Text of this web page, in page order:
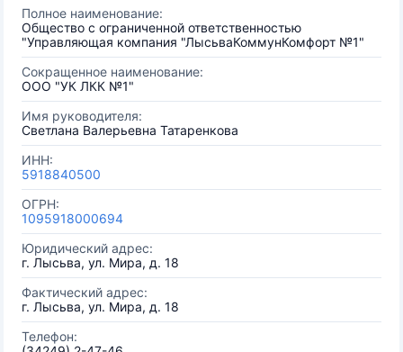
Полное наименование:
Общество с ограниченной ответственностью
"Управляющая компания "ЛысьваКоммунКомфорт №1"
Сокращенное наименование:
ООО "УК ЛКК №1"
Имя руководителя:
Светлана Валерьевна Татаренкова
ИНН:
5918840500
ОГРН:
1095918000694
Юридический адрес:
г. Лысьва, ул. Мира, д. 18
Фактический адрес:
г. Лысьва, ул. Мира, д. 18
Телефон: